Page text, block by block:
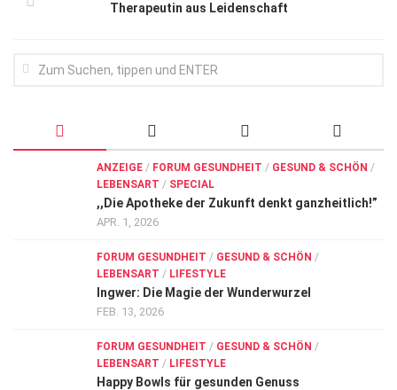
Therapeutin aus Leidenschaft
ANZEIGE / FORUM GESUNDHEIT / GESUND & SCHÖN /
LEBENSART / SPECIAL
,,Die Apotheke der Zukunft denkt ganzheitlich!”
APR. 1, 2026
FORUM GESUNDHEIT / GESUND & SCHÖN /
LEBENSART / LIFESTYLE
Ingwer: Die Magie der Wunderwurzel
FEB. 13, 2026
FORUM GESUNDHEIT / GESUND & SCHÖN /
LEBENSART / LIFESTYLE
Happy Bowls für gesunden Genuss